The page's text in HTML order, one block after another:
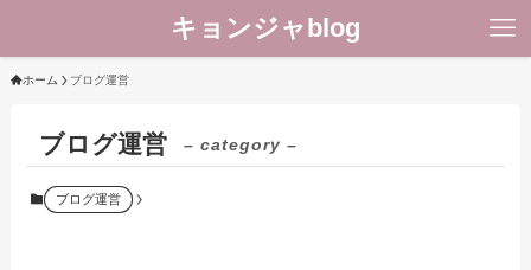
キョンジャblog
ホーム ブログ運営
ブログ運営 – category –
ブログ運営